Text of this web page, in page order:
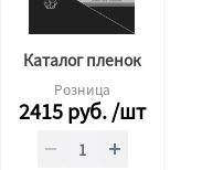
Каталог пленок
Розница
2415руб./шт